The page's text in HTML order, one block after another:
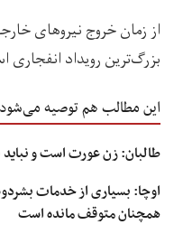
از زمان خروج نیروهای
بزرگ‌ترین رویداد
این مطالب هم توصیه
طالبان: زن عورت است و نباید
اوچا: بسیاری از خدمات
همچنان متوقف مانده است